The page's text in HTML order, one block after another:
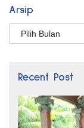
Arsip
Arsip
Recent Post